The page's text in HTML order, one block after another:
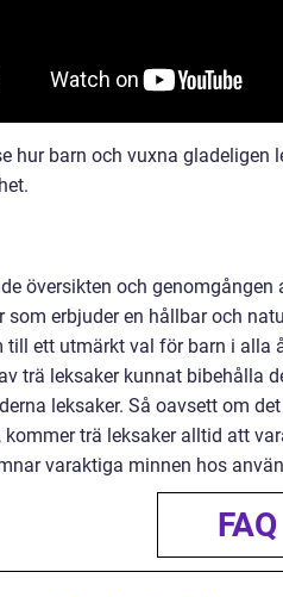
hur barn och vuxna
översikten och
som erbjuder en hållbar och
till ett utmärkt val för barn i alla
trä leksaker kunnat bibehålla
leksaker. Så oavsett om
trä leksaker alltid att
varaktiga minnen hos
FAQ